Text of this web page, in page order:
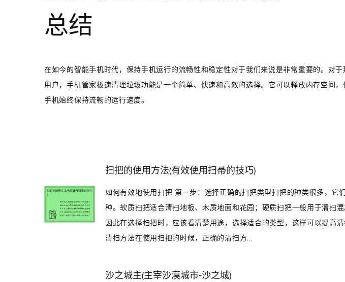
总结
在如今的智能手机时代，保持手机运行的流畅性和稳定性对于我们来说是非常重要的。对
用户，手机管家极速清理垃圾功能是一个简单、快速和高效的选择。它可以释放内存空间
手机始终保持流畅的运行速度。
扫把的使用方法(有效使用扫帚的技巧)
如何有效地使用扫把 第一步：选择正确的扫把类型扫把的种类很多，它
种。软质扫把适合清扫地板、木质地面和花园；硬质扫把一般用于清扫混
因此在选择扫把时，应该看清楚用途，选择适合的类型，这样可以提高
清扫方法在使用扫把的时候，正确的清扫方...
沙之城主(主宰沙漠城市-沙之城)